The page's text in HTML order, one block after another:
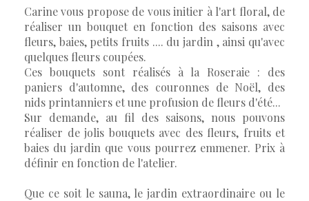
Carine vous propose de vous initier à l'art floral, de
réaliser un bouquet en fonction des saisons avec
fleurs, baies, petits fruits .... du jardin , ainsi qu'avec
quelques fleurs coupées.
Ces bouquets sont réalisés à la Roseraie : des
paniers d'automne, des couronnes de Noël, des
nids printanniers et une profusion de fleurs d'été...
Sur demande, au fil des saisons, nous pouvons
réaliser de jolis bouquets avec des fleurs, fruits et
baies du jardin que vous pourrez emmener. Prix à
définir en fonction de l'atelier.
Que ce soit le sauna, le jardin extraordinaire ou le